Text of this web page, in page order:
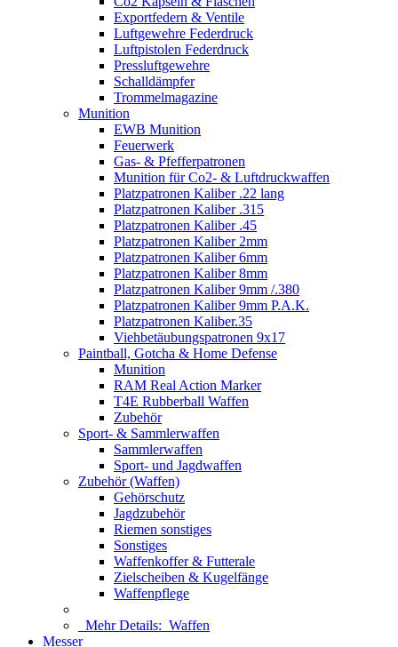
Exportfedern & Ventile
Luftgewehre Federdruck
Luftpistolen Federdruck
Pressluftgewehre
Schalldämpfer
Trommelmagazine
Munition
EWB Munition
Feuerwerk
Gas- & Pfefferpatronen
Munition für Co2- & Luftdruckwaffen
Platzpatronen Kaliber .22 lang
Platzpatronen Kaliber .315
Platzpatronen Kaliber .45
Platzpatronen Kaliber 2mm
Platzpatronen Kaliber 6mm
Platzpatronen Kaliber 8mm
Platzpatronen Kaliber 9mm /.380
Platzpatronen Kaliber 9mm P.A.K.
Platzpatronen Kaliber.35
Viehbetäubungspatronen 9x17
Paintball, Gotcha & Home Defense
Munition
RAM Real Action Marker
T4E Rubberball Waffen
Zubehör
Sport- & Sammlerwaffen
Sammlerwaffen
Sport- und Jagdwaffen
Zubehör (Waffen)
Gehörschutz
Jagdzubehör
Riemen sonstiges
Sonstiges
Waffenkoffer & Futterale
Zielscheiben & Kugelfänge
Waffenpflege
Mehr Details: Waffen
Messer